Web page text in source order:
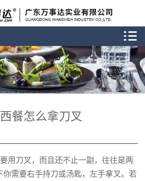
餐怎么拿刀叉
刀叉，而且还不止一副，往往是两
你需要右手持刀或汤匙，左手拿叉。若